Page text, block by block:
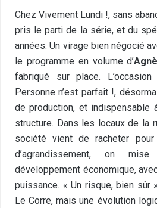
Chez Vivement Lundi !, sans
pris le parti de la série, et du
années. Un virage bien négocié
le programme en volume d’
fabriqué sur place.
Personne n’est parfait !,
de production, et indispensable
structure. Dans les locaux de la
société vient de racheter
d’agrandissement, on
développement économique,
puissance. « Un risque, bien sûr
Le Corre, mais une évolution